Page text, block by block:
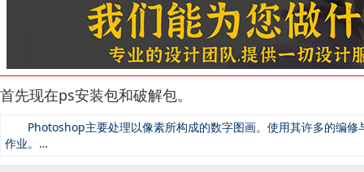
首先现在ps安装包和破解包。
Photoshop主要处理以像素所构成的数字图画。使用其许多的编修
作业。…